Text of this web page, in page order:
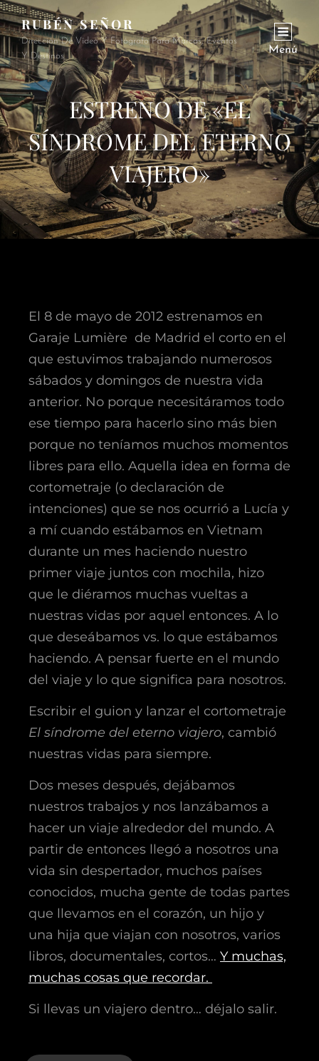
RUBÉN SEÑOR
Dirección De Vídeo Y Fotógrafo Para Marcas, Eventos
Y Destinos
Menú
ESTRENO DE «EL
SÍNDROME DEL ETERNO
VIAJERO»
El 8 de mayo de 2012 estrenamos en
Garaje Lumière de Madrid el corto en el
que estuvimos trabajando numerosos
sábados y domingos de nuestra vida
anterior. No porque necesitáramos todo
ese tiempo para hacerlo sino más bien
porque no teníamos muchos momentos
libres para ello. Aquella idea en forma de
cortometraje (o declaración de
intenciones) que se nos ocurrió a Lucía y
a mí cuando estábamos en Vietnam
durante un mes haciendo nuestro
primer viaje juntos con mochila, hizo
que le diéramos muchas vueltas a
nuestras vidas por aquel entonces. A lo
que deseábamos vs. lo que estábamos
haciendo. A pensar fuerte en el mundo
del viaje y lo que significa para nosotros.
Escribir el guion y lanzar el cortometraje
El síndrome del eterno viajero, cambió
nuestras vidas para siempre.
Dos meses después, dejábamos
nuestros trabajos y nos lanzábamos a
hacer un viaje alrededor del mundo. A
partir de entonces llegó a nosotros una
vida sin despertador, muchos países
conocidos, mucha gente de todas partes
que llevamos en el corazón, un hijo y
una hija que viajan con nosotros, varios
libros, documentales, cortos… Y muchas,
muchas cosas que recordar.
Si llevas un viajero dentro… déjalo salir.